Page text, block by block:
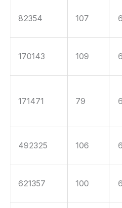
82354 107
170143 109
171471 79
492325 106
621357 100